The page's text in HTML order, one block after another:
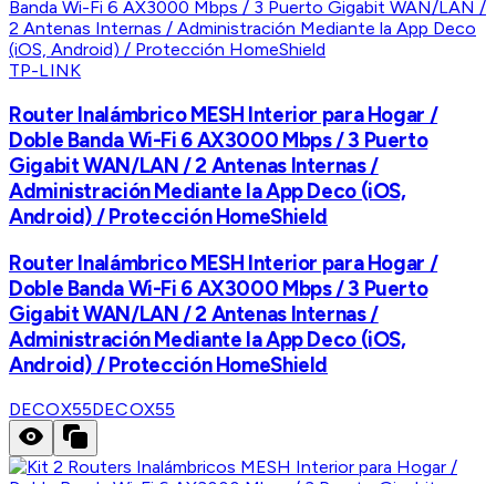
TP-LINK
Router Inalámbrico MESH Interior para Hogar /
Doble Banda Wi-Fi 6 AX3000 Mbps / 3 Puerto
Gigabit WAN/LAN / 2 Antenas Internas /
Administración Mediante la App Deco (iOS,
Android) / Protección HomeShield
Router Inalámbrico MESH Interior para Hogar /
Doble Banda Wi-Fi 6 AX3000 Mbps / 3 Puerto
Gigabit WAN/LAN / 2 Antenas Internas /
Administración Mediante la App Deco (iOS,
Android) / Protección HomeShield
DECOX55DECOX55